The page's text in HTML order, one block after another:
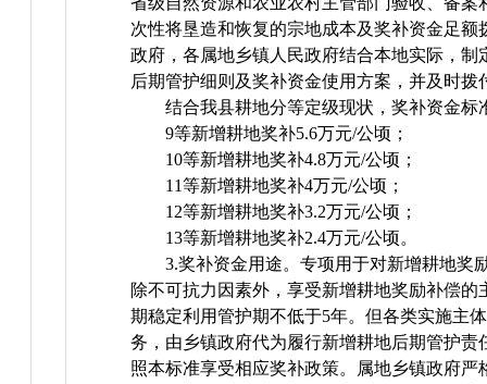
次性将垦造和恢复的宗地成本及奖补资金足额
政府，各属地乡镇人民政府结合本地实际，制
后期管护细则及奖补资金使用方案，并及时拨
结合我县耕地分等定级现状，奖补资金标
9等新增耕地奖补5.6万元/公顷；
10等新增耕地奖补4.8万元/公顷；
11等新增耕地奖补4万元/公顷；
12等新增耕地奖补3.2万元/公顷；
13等新增耕地奖补2.4万元/公顷。
3.奖补资金用途。专项用于对新增耕地奖
除不可抗力因素外，享受新增耕地奖励补偿的
期稳定利用管护期不低于5年。但各类实施主
务，由乡镇政府代为履行新增耕地后期管护责
照本标准享受相应奖补政策。属地乡镇政府严